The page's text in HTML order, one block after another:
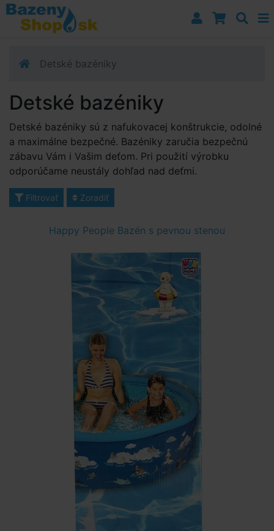
Prejsť k navigácii
Prejsť na obsah
Prejsť k bočnému stĺpci
Detské bazéniky
Detské bazéniky
Detské bazéniky sú z nafukovacej konštrukcie, odolné
a maximálne bezpečné. Bazéniky zaručia bezpečnú
zábavu Vám i Vašim deťom. Pri použití výrobku
odporúčame neustály dohľad nad deťmi.
Filtrovať Zoradiť
Happy People Bazén s pevnou stenou